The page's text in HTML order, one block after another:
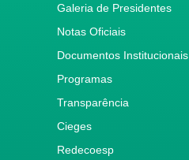
Galeria de Presidentes
Notas Oficiais
Documentos Institucionais
Programas
Transparência
Cieges
Redecoesp